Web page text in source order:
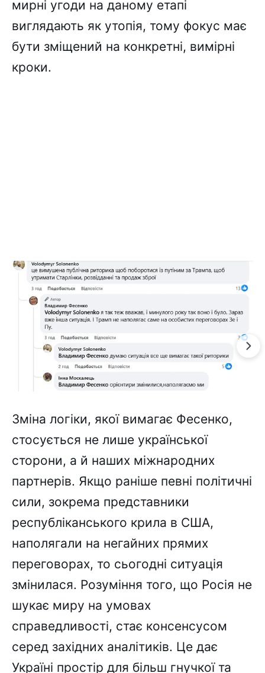
мирні угоди на даному етапі
виглядають як утопія, тому фокус має
бути зміщений на конкретні, вимірні
кроки.
Зміна логіки, якої вимагає Фесенко,
стосується не лише української
сторони, а й наших міжнародних
партнерів. Якщо раніше певні політичні
сили, зокрема представники
республіканського крила в США,
наполягали на негайних прямих
переговорах, то сьогодні ситуація
змінилася. Розуміння того, що Росія не
шукає миру на умовах
справедливості, стає консенсусом
серед західних аналітиків. Це дає
Україні простір для більш гнучкої та